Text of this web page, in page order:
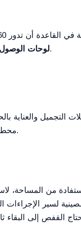
لوحاتيتضمن خيار قسم لخزان الأكسجين.
محطات الحيوانات الضالة (الملاجئ).